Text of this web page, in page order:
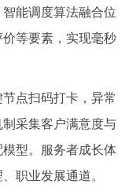
能调度算法融合位
等要素，实现毫秒
点扫码打卡，异常
采集客户满意度与
型。服务者成长体
职业发展通道。